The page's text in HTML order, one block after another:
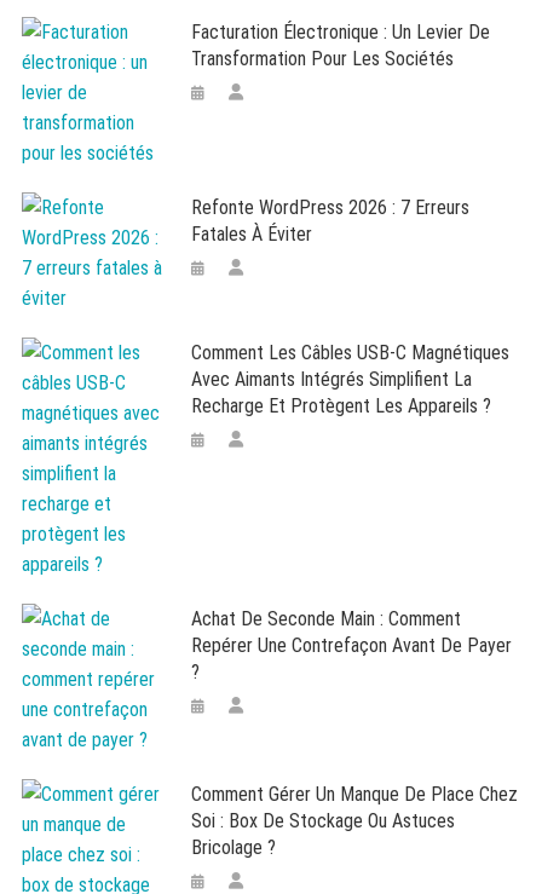
Facturation Électronique : Un Levier De
Transformation Pour Les Sociétés
Refonte WordPress 2026 : 7 Erreurs
Fatales À Éviter
Comment Les Câbles USB-C Magnétiques
Avec Aimants Intégrés Simplifient La
Recharge Et Protègent Les Appareils ?
Achat De Seconde Main : Comment
Repérer Une Contrefaçon Avant De Payer
?
Comment Gérer Un Manque De Place Chez
Soi : Box De Stockage Ou Astuces
Bricolage ?